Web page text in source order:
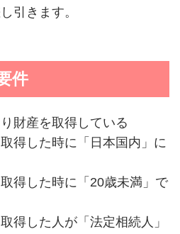
引きます。
件
財産を取得している
得した時に「日本国内」に
得した時に「20歳未満」で
得した人が「法定相続人」